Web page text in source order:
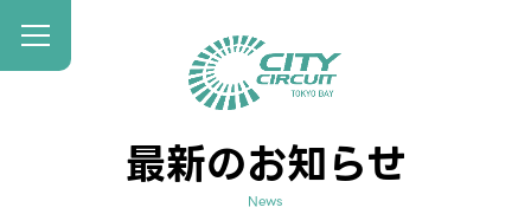
最新のお知らせ
News